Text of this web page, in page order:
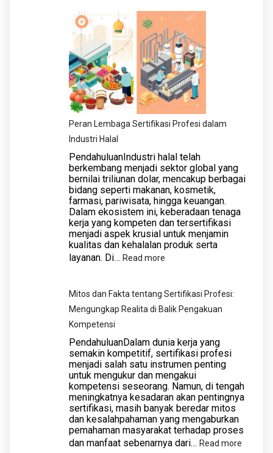
Ulama
Indonesia
(MUI)
Provinsi
Jawa
Timur
menggelar
acara
Bihalal
bersama
Forkopimda
Jawa
Timur,
MUI
kabupaten/kota
Akademisi
dan
dihari
oleh
Ketua
Umum
MUI
Pusat
Peran Lembaga Sertifikasi Profesi dalam
Industri Halal
PendahuluanIndustri halal telah
berkembang menjadi sektor global yang
bernilai triliunan dolar, mencakup berbagai
bidang seperti makanan, kosmetik,
farmasi, pariwisata, hingga keuangan.
Dalam ekosistem ini, keberadaan tenaga
kerja yang kompeten dan tersertifikasi
menjadi aspek krusial untuk menjamin
kualitas dan kehalalan produk serta
layanan. Di… Read more
Industri
Halal
Mitos dan Fakta tentang Sertifikasi Profesi:
Mengungkap Realita di Balik Pengakuan
Kompetensi
PendahuluanDalam dunia kerja yang
semakin kompetitif, sertifikasi profesi
menjadi salah satu instrumen penting
untuk mengukur dan mengakui
kompetensi seseorang. Namun, di tengah
meningkatnya kesadaran akan pentingnya
sertifikasi, masih banyak beredar mitos
dan kesalahpahaman yang mengaburkan
pemahaman masyarakat terhadap proses
dan manfaat sebenarnya dari… Read more